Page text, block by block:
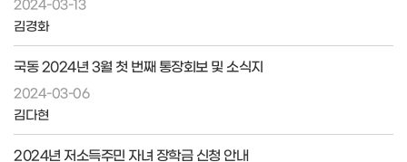
2024-03-13
김경화
국동 2024년 3월 첫 번째 통장회보 및 소식지
2024-03-06
김다현
2024년 저소득주민 자녀 장학금 신청 안내